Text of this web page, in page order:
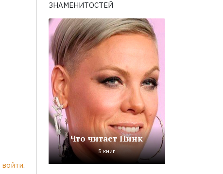
войти.
ЗНАМЕНИТОСТЕЙ
Что читает Пинк
5 книг